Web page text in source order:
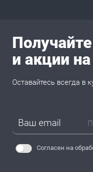
и акции
Оставайтесь всегда в
Согласен на